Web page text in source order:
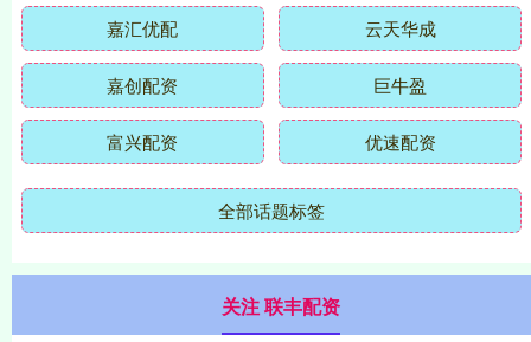
嘉汇优配 云天华成
嘉创配资 巨牛盈
富兴配资 优速配资
全部话题标签
关注 联丰配资